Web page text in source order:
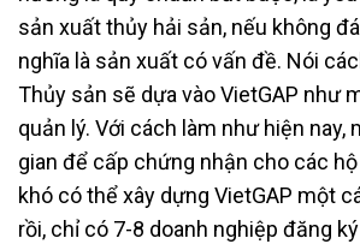
sản xuất thủy hải sản, nếu không
nghĩa là sản xuất có vấn đề. Nói
Thủy sản sẽ dựa vào VietGAP như
quản lý. Với cách làm như hiện nay,
gian để cấp chứng nhận cho các
khó có thể xây dựng VietGAP một
rồi, chỉ có 7-8 doanh nghiệp đăng